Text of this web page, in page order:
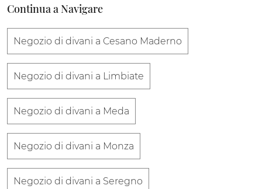
Continua a Navigare
Negozio di divani a Cesano Maderno
Negozio di divani a Limbiate
Negozio di divani a Meda
Negozio di divani a Monza
Negozio di divani a Seregno